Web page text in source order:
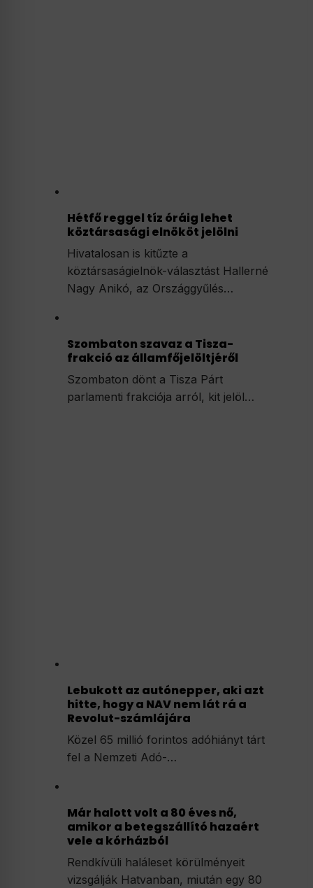
Hétfő reggel tíz óráig lehet
köztársasági elnököt jelölni
Hivatalosan is kitűzte a
köztársaságielnök-választást Hallerné
Nagy Anikó, az Országgyűlés…
Szombaton szavaz a Tisza-
frakció az államfőjelöltjéről
Szombaton dönt a Tisza Párt
parlamenti frakciója arról, kit jelöl…
Lebukott az autónepper, aki azt
hitte, hogy a NAV nem lát rá a
Revolut-számlájára
Közel 65 millió forintos adóhiányt tárt
fel a Nemzeti Adó-…
Már halott volt a 80 éves nő,
amikor a betegszállító hazaért
vele a kórházból
Rendkívüli haláleset körülményeit
vizsgálják Hatvanban, miután egy 80